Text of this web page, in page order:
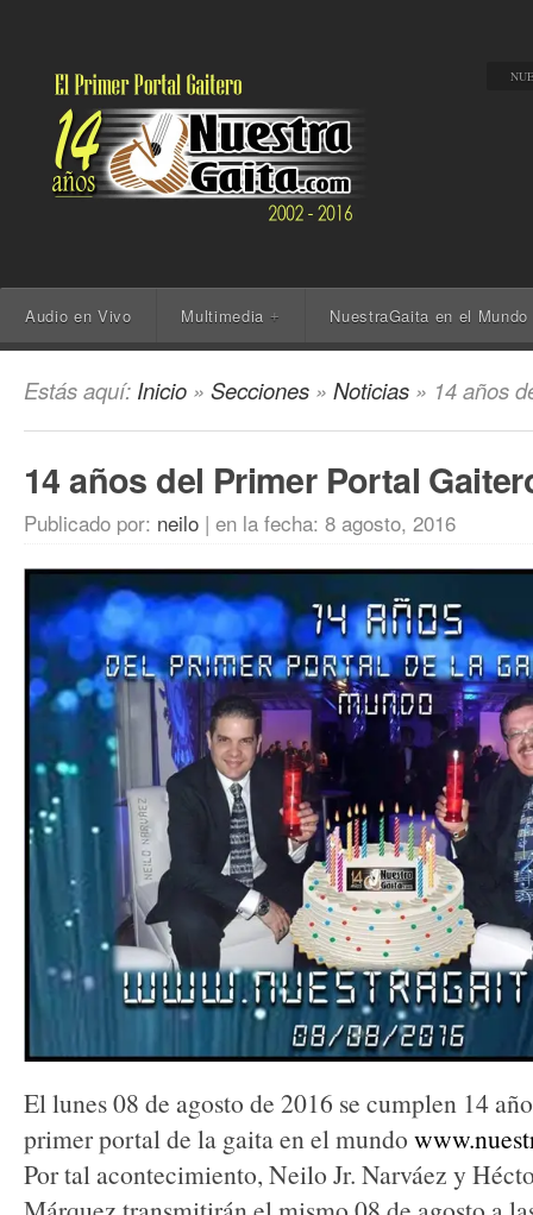
Audio en Vivo Multimedia + NuestraGaita en el Mundo
Estás aquí: Inicio » Secciones » Noticias » 14 años
14 años del Primer Portal
Publicado por: neilo | en la fecha: 8 agosto, 2016
El lunes 08 de agosto de 2016 se cumplen 14
primer portal de la gaita en el mundo
Por tal acontecimiento, Neilo Jr. Narváez y